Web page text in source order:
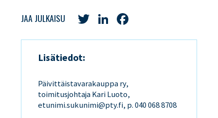
JAA JULKAISU TwitterLinkedIn
Lisätiedot:
Päivittäistavarakauppa ry,
toimitusjohtaja Kari Luoto,
etunimi.sukunimi@pty.fi, p. 040 068 8708